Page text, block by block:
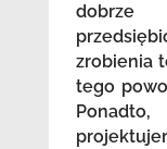
dobrze
zrobienia
tego